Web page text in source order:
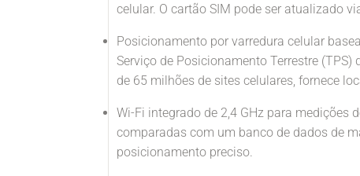
celular. O cartão SIM pode ser atualizado
Posicionamento por varredura celular
Serviço de Posicionamento Terrestre
de 65 milhões de sites celulares, fornece
Wi-Fi integrado de 2,4 GHz para medições
comparadas com um banco de dados de
posicionamento preciso.